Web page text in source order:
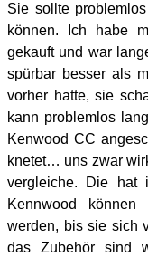
Sie sollte
können. Ich habe
gekauft und war
spürbar besser als
vorher hatte, sie
kann problemlos
Kenwood CC
knetet… uns zwar
vergleiche. Die hat
Kennwood
werden, bis sie sich
das Zubehör sind